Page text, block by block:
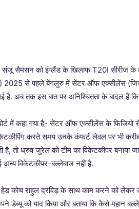
संजू सैमसन को इंग्लैंड के खिलाफ T20I सीरीज के
2025 से पहले बेंगलुरु में सेंटर ऑफ एक्सीलेंस (जिसे
है. अब तक इस बात पर अनिश्चितता के बादल हैं
में कहा गया है- सेंटर ऑफ एक्सीलेंस के
करते समय उनके कंफर्ट लेवल पर भी
है, तो ध्रुव जुरेल को टीम का विकेटकीपर
अन्य विकेटकीपर-बल्लेबाज नहीं है.
कोच राहुल द्रविड़ के साथ काम करने को लेकर
डेब्यू को याद किया और बताया कि कैसे महान